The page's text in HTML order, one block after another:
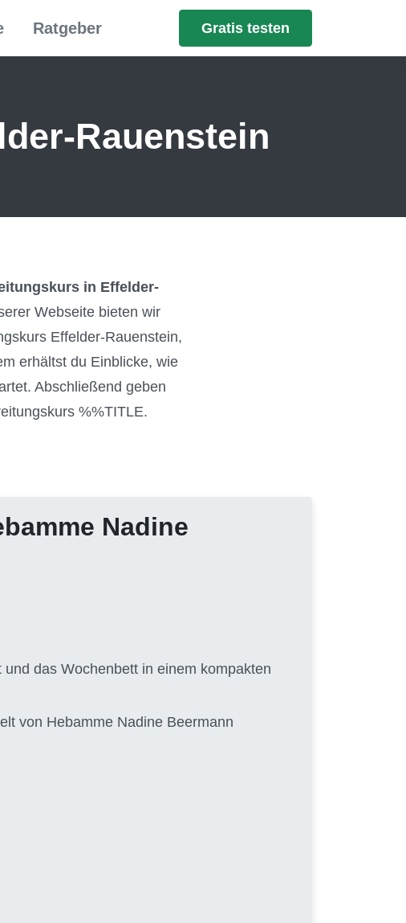
Ratgeber Gratis testen
Rauenstein
in Effelder-
Webseite bieten wir
Effelder-Rauenstein,
erhältst du Einblicke, wie
Abschließend geben
%%TITLE.
Nadine
das Wochenbett in einem kompakten
von Hebamme Nadine Beermann